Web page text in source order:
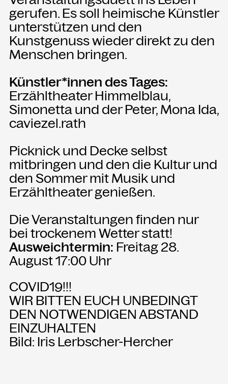
über aktuelle Events in der
Kammgarn. Jetzt anmelden und
nichts mehr verpassen.
ANMELDEN
gerufen. Es soll heimische Künstler
unterstützen und den
Kunstgenuss wieder direkt zu den
Menschen bringen.
Künstler*innen des Tages:
Erzähltheater Himmelblau,
Simonetta und der Peter, Mona Ida,
caviezel.rath
Picknick und Decke selbst
mitbringen und den die Kultur und
den Sommer mit Musik und
Erzähltheater genießen.
Die Veranstaltungen finden nur
bei trockenem Wetter statt!
Ausweichtermin: Freitag 28.
August 17:00 Uhr
COVID19!!!
WIR BITTEN EUCH UNBEDINGT
DEN NOTWENDIGEN ABSTAND
EINZUHALTEN
Bild: Iris Lerbscher-Hercher